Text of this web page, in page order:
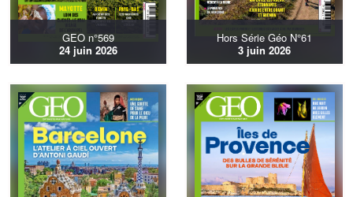
GEO n°569
24 juin 2026
Hors Série Géo N°61
3 juin 2026